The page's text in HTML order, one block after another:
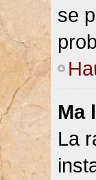
se
Ma
La